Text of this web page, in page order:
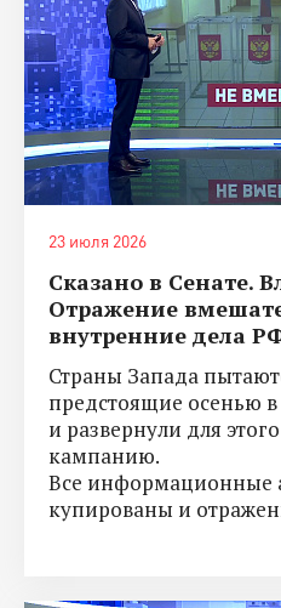
23 июля 2026
Сказано в Сенате.
Отражение
внутренние дела
Страны Запада
предстоящие осенью
и развернули для
кампанию.
Все информационные
купированы и